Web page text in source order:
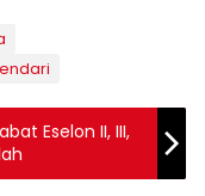
Eselon II, III,